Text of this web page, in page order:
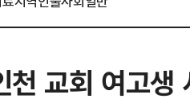
교회 여고생